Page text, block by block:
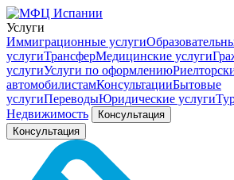
Услуги
Иммиграционные услуги
услугиТрансферМедицинские услуги
услугиУслуги по оформлению
автомобилистамКонсультацииБытовые
услугиПереводыЮридические услуги
Недвижимость
Консультация
Консультация